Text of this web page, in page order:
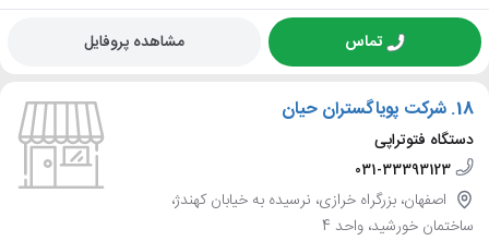
تماس مشاهده پروفایل
18. شرکت پویاگستران حیان
دستگاه فتوتراپی
031-33393123
اصفهان، بزرگراه خرازی، نرسیده به خیابان کهندژ،
ساختمان خورشید، واحد 4